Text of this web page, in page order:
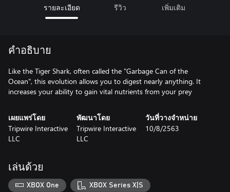
รายละเอียด รีวิว เพิ่มเติม
คำอธิบาย
Like the Tiger Shark, often called the "Garbage Can of the
Ocean", this evolution allows you to digest nearly anything. It
increases your ability to gain vital nutrients from your prey
เผยแพร่โดย
Tripwire Interactive
LLC
พัฒนาโดย
Tripwire Interactive
LLC
วันที่วางจำหน่าย
10/8/2563
เล่นด้วย
XBOX One XBOX Series X|S